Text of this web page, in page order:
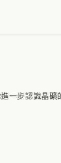
步認識晶